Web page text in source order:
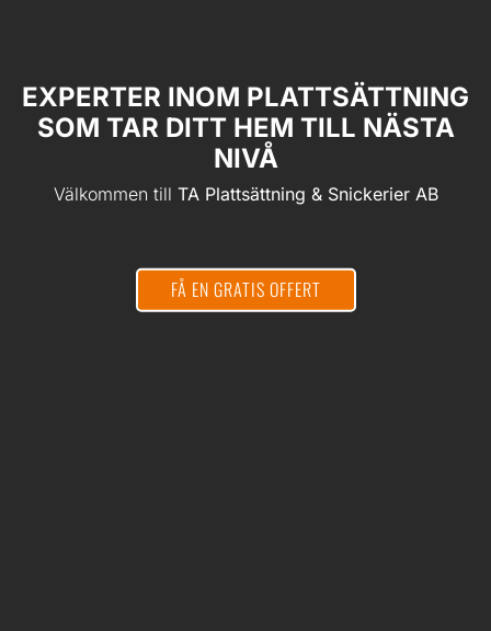
EXPERTER INOM PLATTSÄTTNING
SOM TAR DITT HEM TILL NÄSTA
NIVÅ
Välkommen till TA Plattsättning & Snickerier AB
FÅ EN GRATIS OFFERT